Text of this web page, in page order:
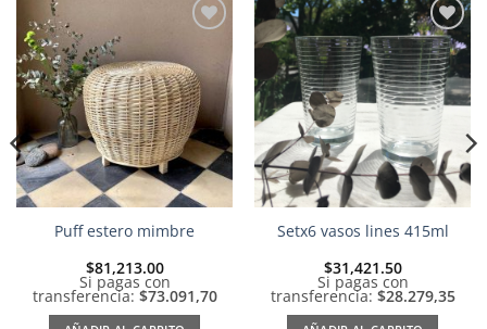
lista de
deseos
Puff estero mimbre
$81,213.00
Si pagas con
transferencia: $73.091,70
Añadir
a la
lista de
deseos
Setx6 vasos lines 415ml
$31,421.50
Si pagas con
transferencia: $28.279,35